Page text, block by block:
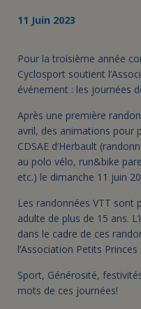
11 Juin 2023
Pour la troisième année
Cyclosport soutient
événement : les journées
Après une première
avril, des animations pour
CDSAE d’Herbault
au polo vélo, run&bike
etc.) le dimanche 11 juin
Les randonnées VTT sont
adulte de plus de 15 ans.
dans le cadre de ces
l’Association Petits Princes !
Sport, Générosité,
mots de ces journées!